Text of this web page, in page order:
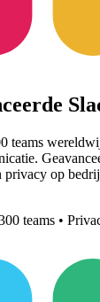
teams
privacy op
teams •